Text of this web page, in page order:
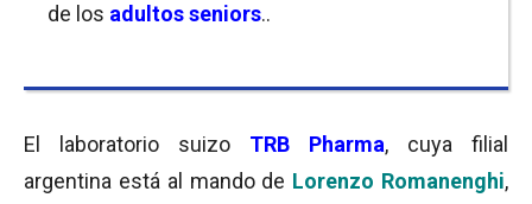
de los adultosseniors..
El laboratorio suizo TRB Pharma, cuya filial
argentina está al mando de Lorenzo Romanenghi,